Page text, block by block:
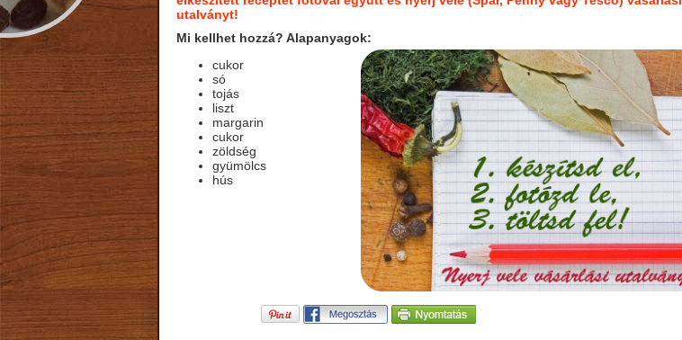
utalványt!
Mi kellhet hozzá? Alapanyagok:
cukor
só
tojás
liszt
margarin
cukor
zöldség
gyümölcs
hús